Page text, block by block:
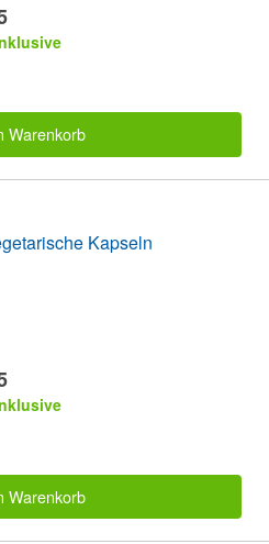
Warenkorb
Kapseln
Warenkorb